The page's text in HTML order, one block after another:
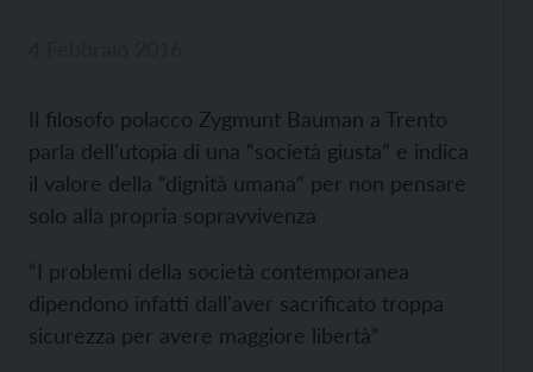
Il filosofo polacco Zygmunt Bauman a Trento
parla dell'utopia di una “società giusta” e indica
il valore della “dignità umana” per non pensare
solo alla propria sopravvivenza
“I problemi della società contemporanea
dipendono infatti dall'aver sacrificato troppa
sicurezza per avere maggiore libertà”